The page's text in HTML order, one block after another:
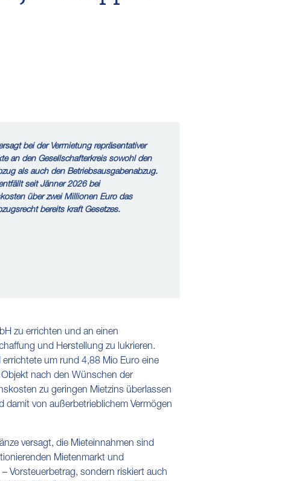
bei der Vermietung repräsentativer
an den Gesellschafterkreis sowohl den
als auch den Betriebsausgabenabzug.
seit Jänner 2026 bei
über zwei Millionen Euro das
bereits kraft Gesetzes.
zu errichten und an einen
und Herstellung zu lukrieren.
um rund 4,88 Mio Euro eine
nach den Wünschen der
zu geringen Mietzins überlassen
damit von außerbetrieblichem Vermögen
versagt, die Mieteinnahmen sind
Mietenmarkt und
Vorsteuerbetrag, sondern riskiert auch